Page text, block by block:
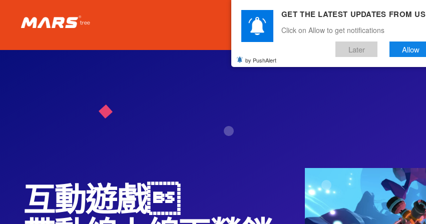
主頁 關於我們
互動遊戲
GET THE LATEST UPDATES FROM US
Click on Allow to get notifications
Later Allow
by PushAlert